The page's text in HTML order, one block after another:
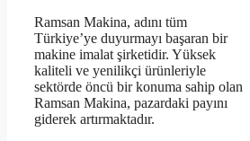
Ramsan Makina, adını tüm
Türkiye’ye duyurmayı başaran bir
makine imalat şirketidir. Yüksek
kaliteli ve yenilikçi ürünleriyle
sektörde öncü bir konuma sahip olan
Ramsan Makina, pazardaki payını
giderek artırmaktadır.